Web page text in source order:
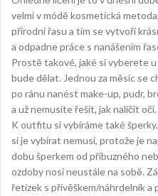
velmi v módě kosmetická
přírodní řasu a tím se vytvoří
a odpadne práce s nanášením
Prostě takové, jaké si vyberete
bude dělat. Jednou za měsíc se
po ránu nanést make-up, pudr,
a už nemusíte řešit, jak nalíčit oči.
K outfitu si vybíráme také
si je vybírat nemusí, protože je
dobu šperkem od příbuzného
ozdoby nosí neustále na sobě.
řetízek s přívěškem/náhrdelník a